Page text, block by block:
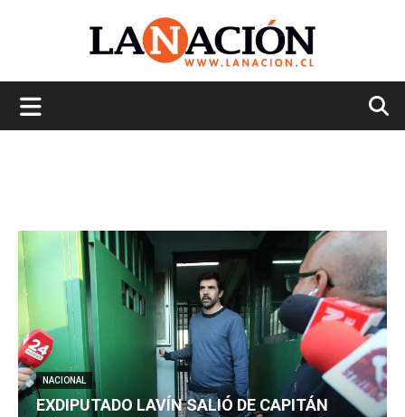
NACIONAL
EXDIPUTADO LAVÍN SALIÓ DE CAPITÁN